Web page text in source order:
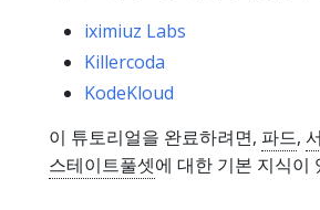
iximiuz Labs
Killercoda
KodeKloud
이 튜토리얼을 완료하려면, 파드,
스테이트풀셋에 대한 기본 지식이